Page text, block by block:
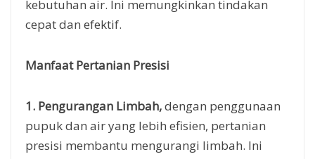
cepat dan efektif.
Manfaat Pertanian Presisi
1. Pengurangan Limbah, dengan penggunaan
pupuk dan air yang lebih efisien, pertanian
presisi membantu mengurangi limbah. Ini